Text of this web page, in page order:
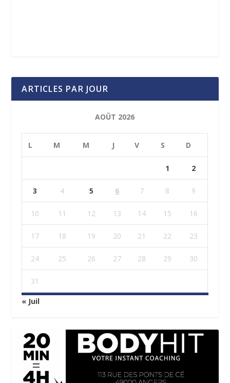
ARTICLES PAR JOUR
AOÛT 2026
L M M J V S D
1 2
3 4 5 6 7 8 9
10 11 12 13 14 15 16
17 18 19 20 21 22 23
24 25 26 27 28 29 30
31
« Juil